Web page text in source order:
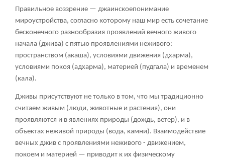
Правильное воззрение — джаинскоепонимание
мироустройства, согласно которому наш мир есть сочетание
бесконечного разнообразия проявлений вечного живого
начала (джива) с пятью проявлениями неживого:
пространством (акаша), условиями движения (дхарма),
условиями покоя (адхарма), материей (пудгала) и временем
(кала).
Дживы присутствуют не только в том, что мы традиционно
считаем живым (люди, животные и растения), они
проявляются и в явлениях природы (дождь, ветер), и в
объектах неживой природы (вода, камни). Взаимодействие
вечных джив с проявлениями неживого - движением,
покоем и материей — приводит к их физическому